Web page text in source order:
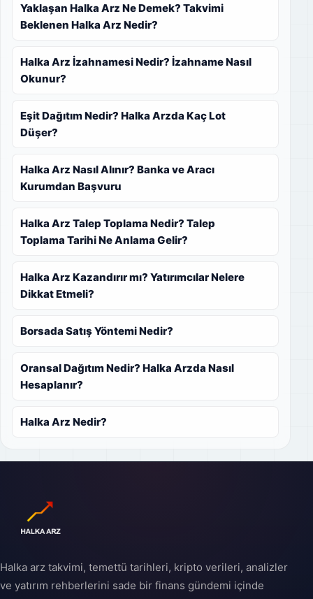
Yaklaşan Halka Arz Ne Demek? Takvimi
Beklenen Halka Arz Nedir?
Halka Arz İzahnamesi Nedir? İzahname Nasıl
Okunur?
Eşit Dağıtım Nedir? Halka Arzda Kaç Lot
Düşer?
Halka Arz Nasıl Alınır? Banka ve Aracı
Kurumdan Başvuru
Halka Arz Talep Toplama Nedir? Talep
Toplama Tarihi Ne Anlama Gelir?
Halka Arz Kazandırır mı? Yatırımcılar Nelere
Dikkat Etmeli?
Borsada Satış Yöntemi Nedir?
Oransal Dağıtım Nedir? Halka Arzda Nasıl
Hesaplanır?
Halka Arz Nedir?
Halka arz takvimi, temettü tarihleri, kripto verileri, analizler
ve yatırım rehberlerini sade bir finans gündemi içinde